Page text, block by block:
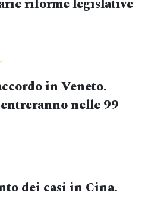
riforme legislative
in Veneto.
nelle 99
dei casi in Cina.